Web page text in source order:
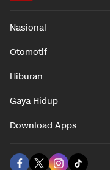
Nasional
Otomotif
Hiburan
Gaya Hidup
Download Apps